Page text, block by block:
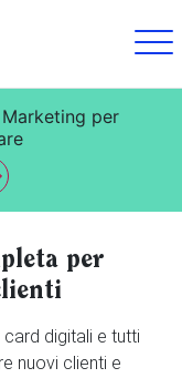
Marketing per
per
card digitali e tutti
nuovi clienti e